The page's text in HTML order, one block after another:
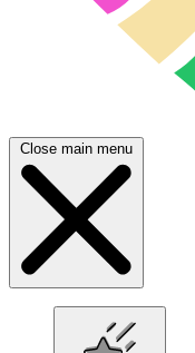
Close main menu